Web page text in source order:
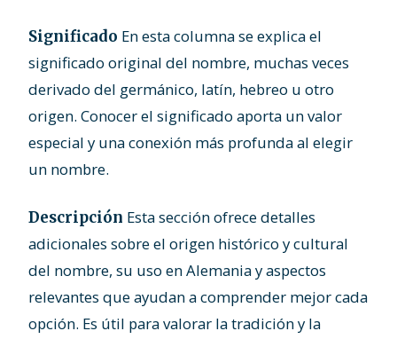
Significado En esta columna se explica el
significado original del nombre, muchas veces
derivado del germánico, latín, hebreo u otro
origen. Conocer el significado aporta un valor
especial y una conexión más profunda al elegir
un nombre.
Descripción Esta sección ofrece detalles
adicionales sobre el origen histórico y cultural
del nombre, su uso en Alemania y aspectos
relevantes que ayudan a comprender mejor cada
opción. Es útil para valorar la tradición y la